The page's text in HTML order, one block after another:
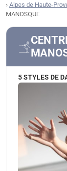
› Alpes de Haute-
MANOSQUE
5 STYLES DE